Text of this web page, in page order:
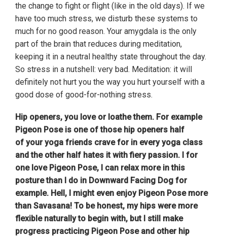
the change to fight or flight (like in the old days). If we
have too much stress, we disturb these systems to
much for no good reason. Your amygdala is the only
part of the brain that reduces during meditation,
keeping it in a neutral healthy state throughout the day.
So stress in a nutshell: very bad. Meditation: it will
definitely not hurt you the way you hurt yourself with a
good dose of good-for-nothing stress.
Hip openers, you love or loathe them. For example
Pigeon Pose is one of those hip openers half
of your yoga friends crave for in every yoga class
and the other half hates it with fiery passion. I for
one love Pigeon Pose, I can relax more in this
posture than I do in Downward Facing Dog for
example. Hell, I might even enjoy Pigeon Pose more
than Savasana! To be honest, my hips were more
flexible naturally to begin with, but I still make
progress practicing Pigeon Pose and other hip